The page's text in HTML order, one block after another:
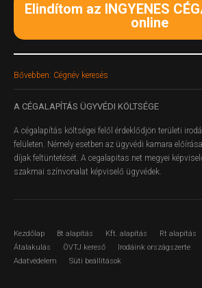
Elindítom az INGYENES
online
Bővebben: Cégnév keresés
A CÉGALAPÍTÁS ÜGYVÉDI KÖLTSÉGE
A cégalapítás költségei felől érdeklődjön területi
felületen. Némely esetben az ügyvédi kamara
díjak feltüntetését. A cegalapitas.net megyei
szakmai színvonalat képviselő ügyvédek.
Kezdőlap Bt alapítás Kft. alapítás Rt alapítás
Átalakulás
ÖVTJ kereső Irodáink országszerte
Adatvédelem
Süti beállítások